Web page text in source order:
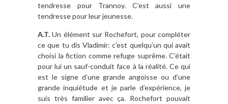
tendresse pour Trannoy. C’est aussi une
tendresse pour leur jeunesse.
A.T.Un élément sur Rochefort, pour compléter
ce que tu dis Vladimir: c’est quelqu’un qui avait
choisi la fiction comme refuge suprême. C’était
pour lui un sauf-conduit face à la réalité. Ce qui
est le signe d’une grande angoisse ou d’une
grande inquiétude et je parle d’expérience, je
suis très familier avec ça. Rochefort pouvait